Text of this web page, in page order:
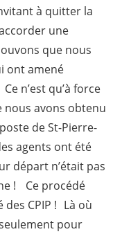
à quitter la
une
que nous
ont amené
n’est qu’à force
nous avons obtenu
de St-Pierre-
agents ont été
départ n’était pas
! Ce procédé
CPIP ! Là où
pour